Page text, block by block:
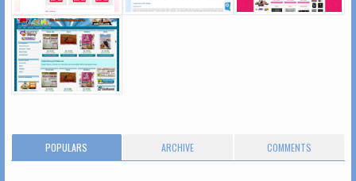
POPULARS ARCHIVE COMMENTS